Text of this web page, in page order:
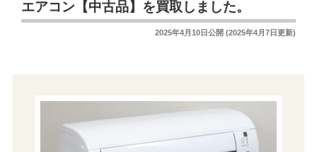
エアコン【中古品】を買取しました。
2025年4月10日公開 (2025年4月7日更新)